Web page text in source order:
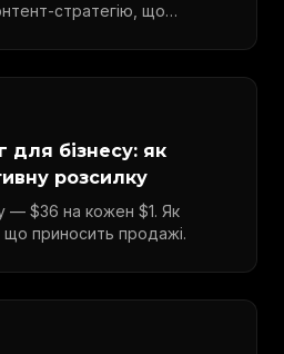
стратегію, що
для бізнесу: як
розсилку
— $36 на кожен $1. Як
що приносить продажі.